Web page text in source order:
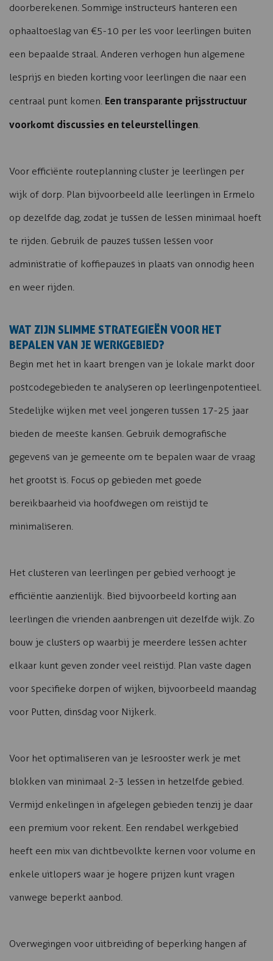
doorberekenen. Sommige instructeurs hanteren een
ophaaltoeslag van €5-10 per les voor leerlingen buiten
een bepaalde straal. Anderen verhogen hun algemene
lesprijs en bieden korting voor leerlingen die naar een
centraal punt komen. Een transparante prijsstructuur
voorkomt discussies en teleurstellingen.
Voor efficiënte routeplanning cluster je leerlingen per
wijk of dorp. Plan bijvoorbeeld alle leerlingen in Ermelo
op dezelfde dag, zodat je tussen de lessen minimaal hoeft
te rijden. Gebruik de pauzes tussen lessen voor
administratie of koffiepauzes in plaats van onnodig heen
en weer rijden.
WAT ZIJN SLIMME STRATEGIEËN VOOR HET
BEPALEN VAN JE WERKGEBIED?
Begin met het in kaart brengen van je lokale markt door
postcodegebieden te analyseren op leerlingenpotentieel.
Stedelijke wijken met veel jongeren tussen 17-25 jaar
bieden de meeste kansen. Gebruik demografische
gegevens van je gemeente om te bepalen waar de vraag
het grootst is. Focus op gebieden met goede
bereikbaarheid via hoofdwegen om reistijd te
minimaliseren.
Het clusteren van leerlingen per gebied verhoogt je
efficiëntie aanzienlijk. Bied bijvoorbeeld korting aan
leerlingen die vrienden aanbrengen uit dezelfde wijk. Zo
bouw je clusters op waarbij je meerdere lessen achter
elkaar kunt geven zonder veel reistijd. Plan vaste dagen
voor specifieke dorpen of wijken, bijvoorbeeld maandag
voor Putten, dinsdag voor Nijkerk.
Voor het optimaliseren van je lesrooster werk je met
blokken van minimaal 2-3 lessen in hetzelfde gebied.
Vermijd enkelingen in afgelegen gebieden tenzij je daar
een premium voor rekent. Een rendabel werkgebied
heeft een mix van dichtbevolkte kernen voor volume en
enkele uitlopers waar je hogere prijzen kunt vragen
vanwege beperkt aanbod.
Overwegingen voor uitbreiding of beperking hangen af